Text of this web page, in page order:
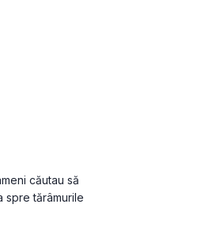
căutau să
spre tărâmurile